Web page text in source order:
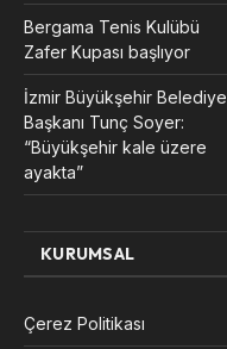
Bergama Tenis Kulübü
Zafer Kupası başlıyor
İzmir Büyükşehir Belediye
Başkanı Tunç Soyer:
“Büyükşehir kale üzere
ayakta”
KURUMSAL
Çerez Politikası